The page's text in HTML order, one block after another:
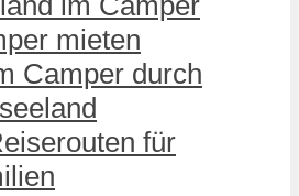
mieten
Camper durch
für